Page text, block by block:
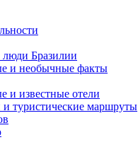
люди Бразилии
и необычные факты
и известные отели
туристические маршруты